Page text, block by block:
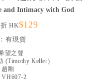
and Intimacy with God
折 HK$129
有現貨
望之聲
(Timothy Keller)
趙剛
VH607-2